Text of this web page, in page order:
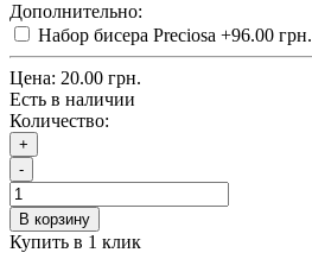
Дополнительно:
Набор бисера Preciosa +96.00 грн.
Цена: 20.00 грн.
Есть в наличии
Количество:
+
-
В корзину
Купить в 1 клик